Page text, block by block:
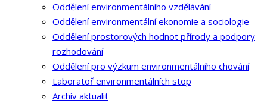
Oddělení environmentálního vzdělávání
Oddělení environmentální ekonomie a sociologie
Oddělení prostorových hodnot přírody a podpory
rozhodování
Oddělení pro výzkum environmentálního chování
Laboratoř environmentálních stop
Archiv aktualit